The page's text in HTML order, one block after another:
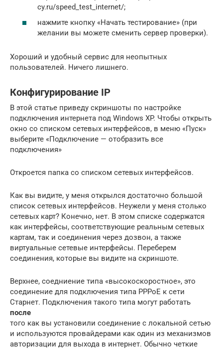
cy.ru/speed_test_internet/;
нажмите кнопку «Начать тестирование» (при
желании вы можете сменить сервер проверки).
Хороший и удобный сервис для неопытных
пользователей. Ничего лишнего.
Конфигурирование IP
В этой статье приведу скриншоты по настройке
подключения интернета под Windows XP. Чтобы открыть
окно со списком сетевых интерфейсов, в меню «Пуск»
выберите «Подключение — отобразить все
подключения»
Откроется папка со списком сетевых интерфейсов.
Как вы видите, у меня открылся достаточно большой
список сетевых интерфейсов. Неужели у меня столько
сетевых карт? Конечно, нет. В этом списке содержатся
как интерфейсы, соответствующие реальным сетевых
картам, так и соединения через дозвон, а также
виртуальные сетевые интерфейсы. Переберем
соединения, которые вы видите на скриншоте.
Верхнее, соедниение типа «высокоскоростное», это
соединение для подключения типа PPPoE к сети
Старнет. Подключения такого типа могут работать
после
того как вы установили соединение с локальной сетью
и используются провайдерами как один из механизмов
авторизации для выхода в интернет. Обычно четкие